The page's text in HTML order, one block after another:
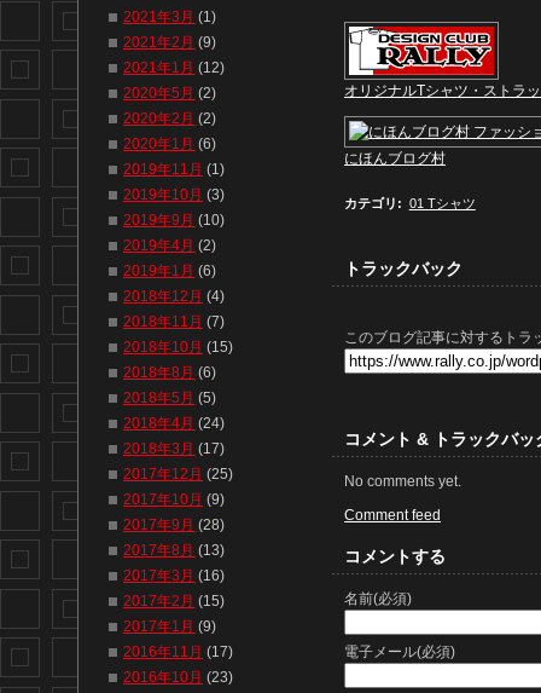
オリジナルTシャツ・ストラ
にほんブログ村
カテゴリ : 01 Tシャツ
トラックバック
このブログ記事に対するトラ
コメント & トラックバッ
No comments yet.
Comment feed
コメントする
名前(必須)
電子メール(必須)
2021年3月 (1)
2021年2月 (9)
2021年1月 (12)
2020年5月 (2)
2020年2月 (2)
2020年1月 (6)
2019年11月 (1)
2019年10月 (3)
2019年9月 (10)
2019年4月 (2)
2019年1月 (6)
2018年12月 (4)
2018年11月 (7)
2018年10月 (15)
2018年8月 (6)
2018年5月 (5)
2018年4月 (24)
2018年3月 (17)
2017年12月 (25)
2017年10月 (9)
2017年9月 (28)
2017年8月 (13)
2017年3月 (16)
2017年2月 (15)
2017年1月 (9)
2016年11月 (17)
2016年10月 (23)